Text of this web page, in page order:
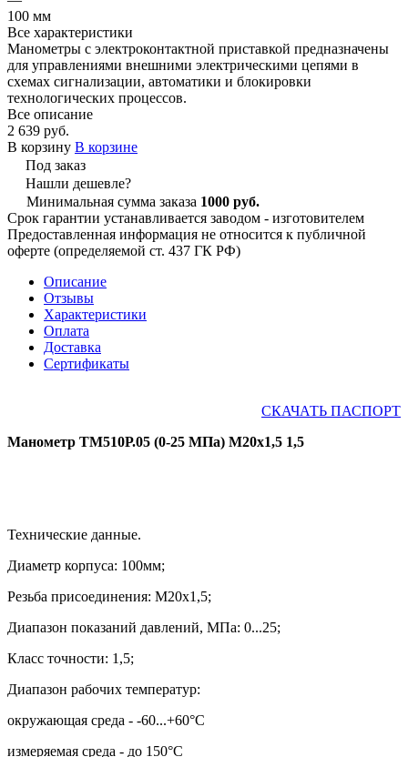
100 мм
Все характеристики
Манометры с электроконтактной приставкой предназначены
для управлениями внешними электрическими цепями в
схемах сигнализации, автоматики и блокировки
технологических процессов.
Все описание
2 639 руб.
В корзину В корзине
Под заказ
Нашли дешевле?
Минимальная сумма заказа 1000 руб.
Срок гарантии устанавливается заводом - изготовителем
Предоставленная информация не относится к публичной
оферте (определяемой ст. 437 ГК РФ)
Описание
Отзывы
Характеристики
Оплата
Доставка
Сертификаты
СКАЧАТЬ ПАСПОРТ
Манометр ТМ510Р.05 (0-25 МПа) М20х1,5 1,5
Технические данные.
Диаметр корпуса: 100мм;
Резьба присоединения: М20х1,5;
Диапазон показаний давлений, МПа: 0...25;
Класс точности: 1,5;
Диапазон рабочих температур:
окружающая среда - -60...+60°С
измеряемая среда - до 150°С